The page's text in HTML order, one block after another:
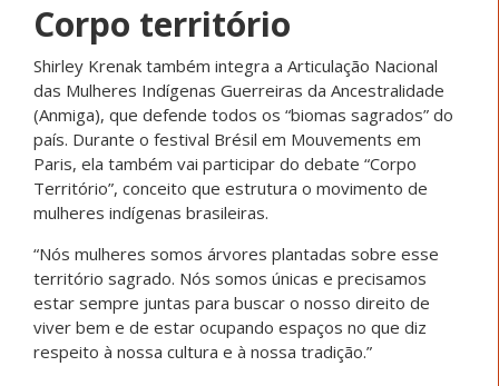
Corpo território
Shirley Krenak também integra a Articulação Nacional
das Mulheres Indígenas Guerreiras da Ancestralidade
(Anmiga), que defende todos os “biomas sagrados” do
país. Durante o festival Brésil em Mouvements em
Paris, ela também vai participar do debate “Corpo
Território”, conceito que estrutura o movimento de
mulheres indígenas brasileiras.
“Nós mulheres somos árvores plantadas sobre esse
território sagrado. Nós somos únicas e precisamos
estar sempre juntas para buscar o nosso direito de
viver bem e de estar ocupando espaços no que diz
respeito à nossa cultura e à nossa tradição.”